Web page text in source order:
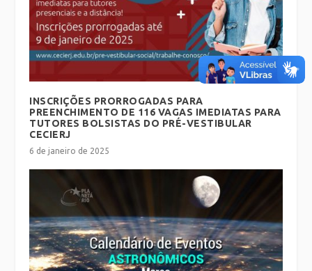
INSCRIÇÕES PRORROGADAS PARA
PREENCHIMENTO DE 116 VAGAS IMEDIATAS PARA
TUTORES BOLSISTAS DO PRÉ-VESTIBULAR
CECIERJ
6 de janeiro de 2025